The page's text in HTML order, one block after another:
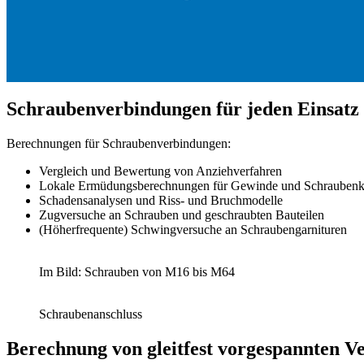
Schraubenverbindungen für jeden Einsatz
Berechnungen für Schraubenverbindungen:
Vergleich und Bewertung von Anziehverfahren
Lokale Ermüdungsberechnungen für Gewinde und
Schadensanalysen und Riss- und Bruchmodelle
Zugversuche an Schrauben und geschraubten Bauteilen
(Höherfrequente) Schwingversuche an Schraubengarnituren
Im Bild: Schrauben von M16 bis M64
Schraubenanschluss
Berechnung von gleitfest vorgespannten